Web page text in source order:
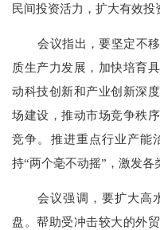
民间投资活力，扩大有效投
会议指出，要坚定不
质生产力发展，加快培育
动科技创新和产业创新深
场建设，推动市场竞争秩
竞争。推进重点行业产能
持“两个毫不动摇”，激发各
会议强调，要扩大高
盘。帮助受冲击较大的外